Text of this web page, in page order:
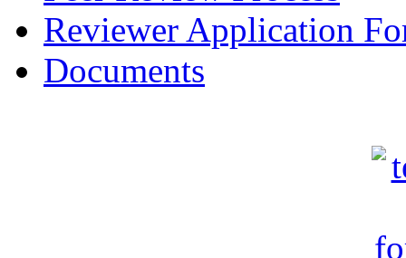
Reviewer Application
Documents